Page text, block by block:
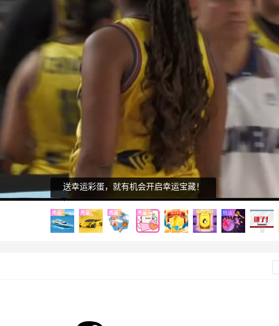
本周争霸
虚位以待
虚位以待
虚
4 虚位以待
5 虚位以待
送幸运彩蛋，就有机会开启幸运宝藏！